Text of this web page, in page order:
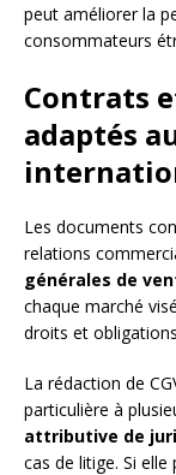
peut améliorer la
consommateurs
Contrats
adaptés
Les documents
relations
générales de
chaque marché
droits et
La rédaction de
particulière à
attributive de
cas de litige. Si